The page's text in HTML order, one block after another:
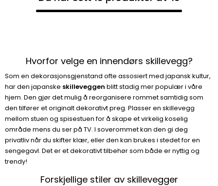
Hvorfor velge en innendørs skillevegg?
Som en dekorasjonsgjenstand ofte assosiert med japansk kultur,
har den japanske skilleveggen blitt stadig mer populær i våre
hjem. Den gjør det mulig å reorganisere rommet samtidig som
den tilfører et originalt dekorativt preg. Plasser en skillevegg
mellom stuen og spisestuen for å skape et virkelig koselig
område mens du ser på TV. I soverommet kan den gi deg
privatliv når du skifter klær, eller den kan brukes i stedet for en
sengegavl. Det er et dekorativt tilbehør som både er nyttig og
trendy!
Forskjellige stiler av skillevegger